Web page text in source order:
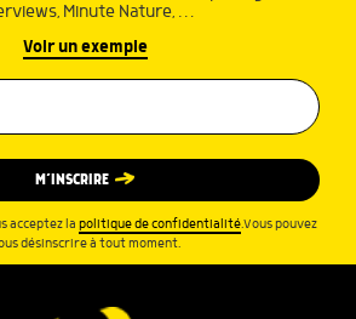
Minute Nature, …
Voir un exemple
M’INSCRIRE
acceptez la politique de confidentialité.Vous pouvez
désinscrire à tout moment.